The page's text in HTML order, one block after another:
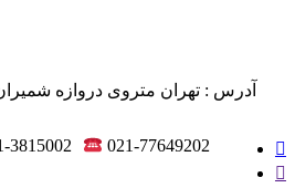
آدرس : تهران متروی دروازه شمیران
3815002 021-77649202